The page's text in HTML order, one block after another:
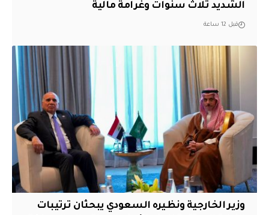
الشديد ثلاث سنوات وغرامة مالية
قبل 12 ساعة
وزير الخارجية ونظيره السعودي يبحثان ترتيبات